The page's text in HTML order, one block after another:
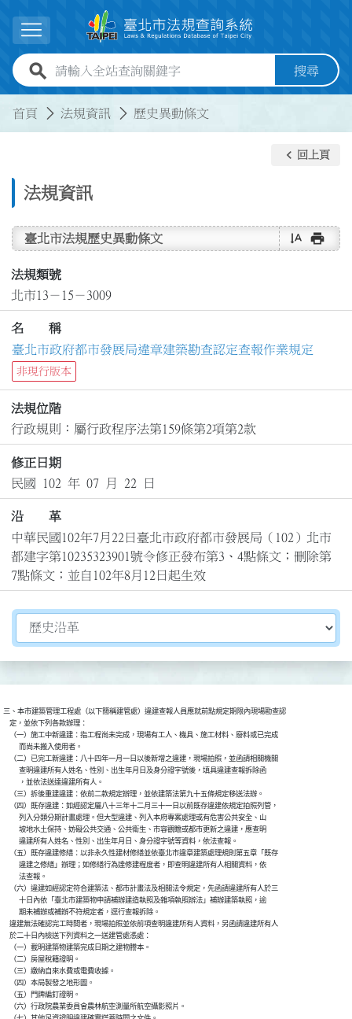
展開選單
全站查詢關鍵字欄位 搜尋
首頁 法規資訊 歷史異動條文
法規資訊
keyboard_arrow_left 回上頁
臺北市法規歷史異動條文 text_rotate_vertical print
法規類號
北市13－15－3009
名 稱
臺北市政府都市發展局違章建築勘查認定查報作業規定
非現行版本
法規位階
行政規則：屬行政程序法第159條第2項第2款
修正日期
民國 102 年 07 月 22 日
沿 革
中華民國102年7月22日臺北市政府都市發展局（102）北市
都建字第10235323901號令修正發布第3、4點條文；刪除第
7點條文；並自102年8月12日起生效
切換選擇法規資訊內容
三、本市建築管理工程處（以下簡稱建管處）違建查報人員應就前點規定期限內現場勘查認
    定，並依下列各款辦理：
    （一）施工中新違建：指工程尚未完成，現場有工人、機具、施工材料、廢料或已完成
          而尚未搬入使用者。
    （二）已完工新違建：八十四年一月一日以後新增之違建，現場拍照，並函請相關機關
          查明違建所有人姓名、性別、出生年月日及身分證字號後，填具違建查報拆除函
          ，並依法送達違建所有人。
    （三）拆後重建違建：依前二款規定辦理，並依建築法第九十五條規定移送法辦。
    （四）既存違建：如經認定屬八十三年十二月三十一日以前既存違建依規定拍照列管，
          列入分類分期計畫處理。但大型違建、列入本府專案處理或有危害公共安全、山
          坡地水土保持、妨礙公共交通、公共衛生、市容觀瞻或都市更新之違建，應查明
          違建所有人姓名、性別、出生年月日、身分證字號等資料，依法查報。
    （五）既存違建修繕：以非永久性建材修繕並依臺北市違章建築處理規則第五章「既存
          違建之修繕」辦理；如修繕行為達修建程度者，即查明違建所有人相關資料，依
          法查報。
    （六）違建如經認定符合建築法、都市計畫法及相關法令規定，先函請違建所有人於三
          十日內依「臺北市建築物申請補辦建造執照及雜項執照辦法」補辦建築執照，逾
          期未補辦或補辦不符規定者，逕行查報拆除。
    違建無法確認完工時間者，現場拍照並依前項查明違建所有人資料，另函請違建所有人
    於二十日內檢送下列資料之一送建管處憑處：
    （一）載明建築物建築完成日期之建物謄本。
    （二）房屋稅籍證明。
    （三）繳納自來水費或電費收據。
    （四）本局製發之地形圖。
    （五）門牌編釘證明。
    （六）行政院農業委員會農林航空測量所航空攝影照片。